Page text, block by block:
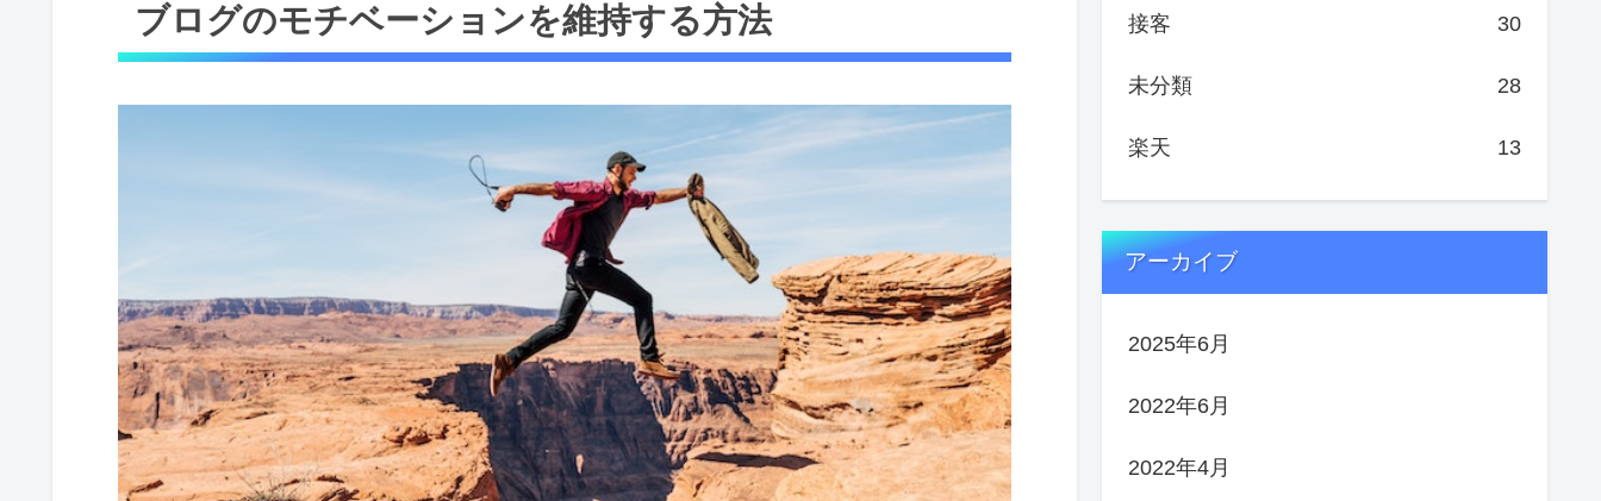
ブログのモチベーションを維持する方法 接客 30
未分類 28
楽天 13
アーカイブ
2025年6月
2022年6月
2022年4月